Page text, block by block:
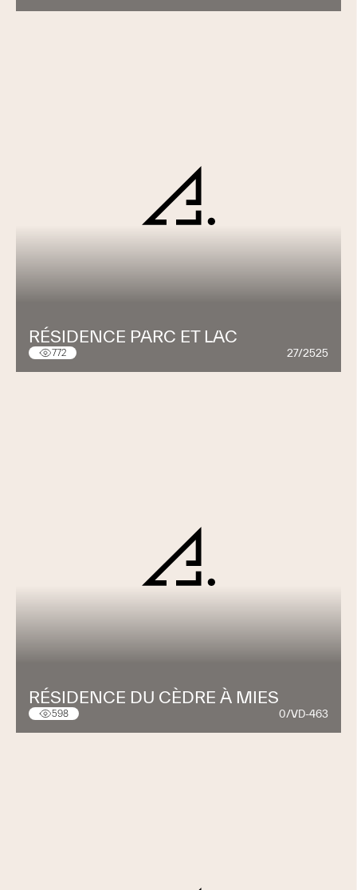
RÉSIDENCE PARC ET LAC
772 27/2525
RÉSIDENCE DU CÈDRE À MIES
598 0/VD-463